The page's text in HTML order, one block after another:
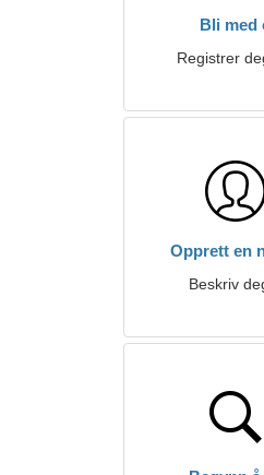
Bli med
Registrer
Opprett en
Beskriv